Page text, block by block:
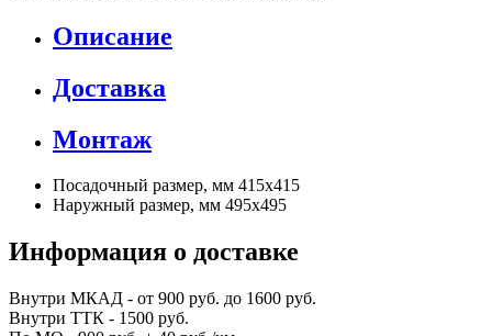
Описание
Доставка
Монтаж
Посадочный размер, мм 415х415
Наружный размер, мм 495х495
Информация о доставке
Внутри МКАД - от 900 руб. до 1600 руб.
Внутри ТТК - 1500 руб.